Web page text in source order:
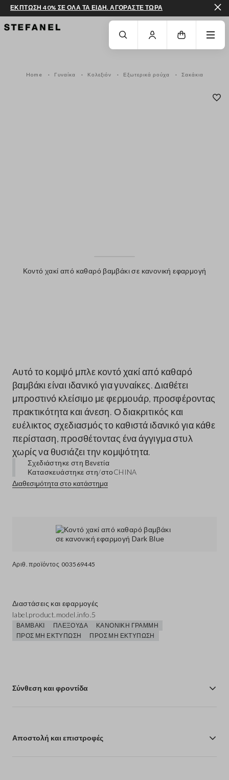
ΜΕΤΆΒΑΣΗ ΣΤΟ ΚΎΡΙΟ ΠΕΡΙΕΧΌΜΕΝΟΚΑΤΕΒΕΊΤΕ ΣΤΟ ΚΆΤΩ ΜΈΡΟΣ
ΕΚΠΤΩΣΗ 40% ΣΕ ΟΛΑ ΤΑ ΕΙΔΗ. ΑΓΟΡΑΣΤΕ ΤΩΡΑ
Home Γυναίκα Κολεξιόν Εξωτερικά ρούχα Σακάκια
Κοντό χακί από καθαρό βαμβάκι σε κανονική εφαρμογή
Αριθ. προϊόντος 003569445
Αυτό το κομψό μπλε κοντό χακί από καθαρό
βαμβάκι είναι ιδανικό για γυναίκες. Διαθέτει
μπροστινό κλείσιμο με φερμουάρ, προσφέροντας
πρακτικότητα και άνεση. Ο διακριτικός και
ευέλικτος σχεδιασμός το καθιστά ιδανικό για κάθε
περίσταση, προσθέτοντας ένα άγγιγμα στυλ
χωρίς να θυσιάζει την κομψότητα.
Σχεδιάστηκε στη Βενετία
Κατασκευάστηκε στη/στοCHINA
Διαθεσιμότητα στο κατάστημα
Διαστάσεις και εφαρμογές
label.product.model.info.5
ΒΑΜΒΆΚΙ ΠΛΕΞΟΎΔΑ
ΚΑΝΟΝΙΚΉ ΓΡΑΜΜΉ
ΠΡΟΣ ΜΗ ΕΚΤΎΠΩΣΗ
ΠΡΟΣ ΜΗ ΕΚΤΎΠΩΣΗ
Σύνθεση και φροντίδα
Αποστολή και επιστροφές